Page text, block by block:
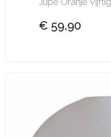
€ 59,90